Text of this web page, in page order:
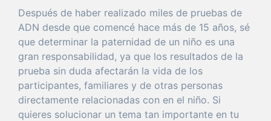
Después de haber realizado miles de pruebas de
ADN desde que comencé hace más de 15 años, sé
que determinar la paternidad de un niño es una
gran responsabilidad, ya que los resultados de la
prueba sin duda afectarán la vida de los
participantes, familiares y de otras personas
directamente relacionadas con en el niño. Si
quieres solucionar un tema tan importante en tu